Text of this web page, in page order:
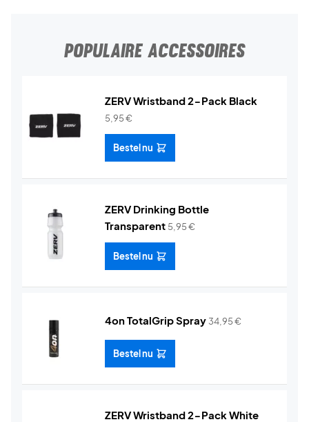
POPULAIRE ACCESSOIRES
ZERV Wristband 2-Pack Black
5,95€
Bestel nu
ZERV Drinking Bottle
Transparent 5,95€
Bestel nu
4on TotalGrip Spray 34,95€
Bestel nu
ZERV Wristband 2-Pack White